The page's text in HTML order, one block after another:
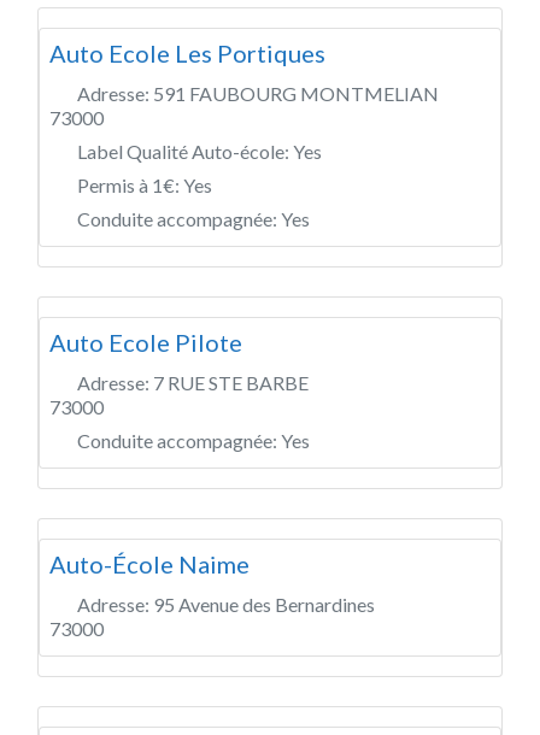
Auto Ecole Les Portiques
Adresse: 591 FAUBOURG MONTMELIAN
73000
Label Qualité Auto-école: Yes
Permis à 1€: Yes
Conduite accompagnée: Yes
Auto Ecole Pilote
Adresse: 7 RUE STE BARBE
73000
Conduite accompagnée: Yes
Auto-École Naime
Adresse: 95 Avenue des Bernardines
73000